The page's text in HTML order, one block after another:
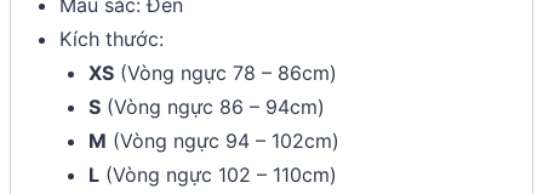
Kích thước:
XS (Vòng ngực 78 – 86cm)
S (Vòng ngực 86 – 94cm)
M (Vòng ngực 94 – 102cm)
L (Vòng ngực 102 – 110cm)